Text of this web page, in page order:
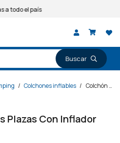
todo el país
/ Colchones inflables / Colchón Inflable Dos Plazas Con Inflador
Plazas Con Inflador